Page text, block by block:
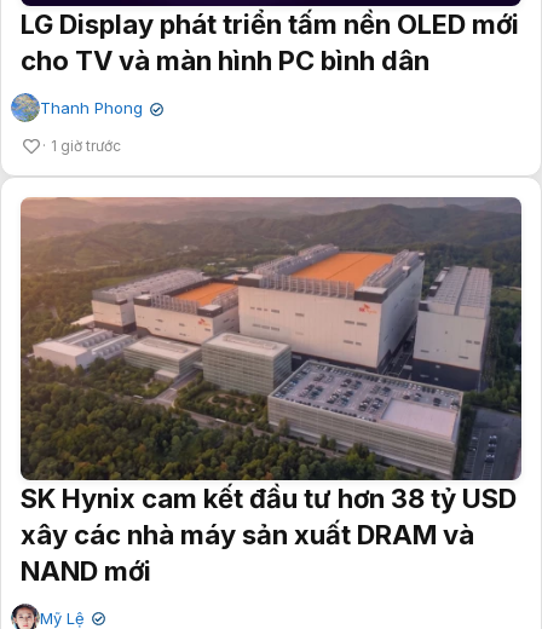
LG Display phát triển tấm nền OLED mới
cho TV và màn hình PC bình dân
Thanh Phong ✔
1 giờ trước
SK Hynix cam kết đầu tư hơn 38 tỷ USD
xây các nhà máy sản xuất DRAM và
NAND mới
Mỹ Lệ ✔